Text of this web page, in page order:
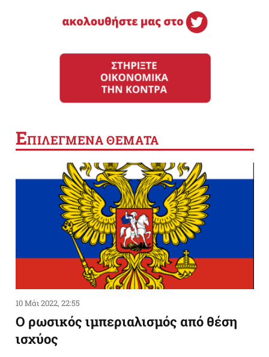
ΕΠΙΛΕΓΜΕΝΑ ΘΕΜΑΤΑ
10 Μάι 2022, 22:55
Ο ρωσικός ιμπεριαλισμός από θέση
ισχύος